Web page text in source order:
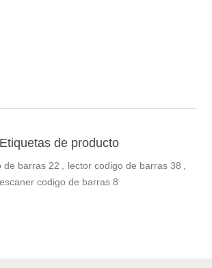
Etiquetas de producto
de barras 22 , lector codigo de barras 38 ,
escaner codigo de barras 8